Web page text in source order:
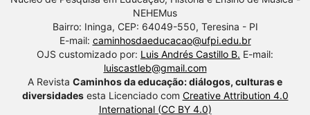
NEHEMus
Bairro: Ininga, CEP: 64049-550, Teresina - PI
E-mail: caminhosdaeducacao@ufpi.edu.br
OJS customizado por: Luis Andrés Castillo B. E-mail:
luiscastleb@gmail.com
A Revista Caminhos da educação: diálogos, culturas e
diversidadesesta Licenciado com Creative Attribution 4.0
International (CC BY 4.0)